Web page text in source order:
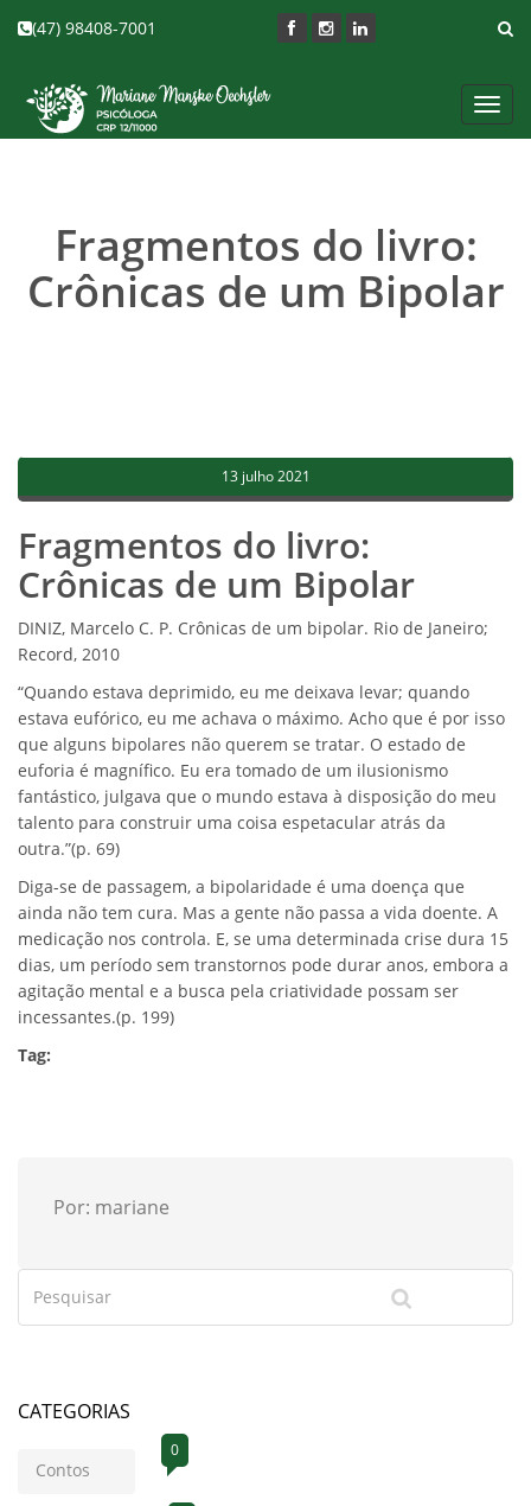
(47) 98408-7001
Fragmentos do livro:
Crônicas de um Bipolar
13 julho 2021
Fragmentos do livro:
Crônicas de um Bipolar
DINIZ, Marcelo C. P. Crônicas de um bipolar. Rio de Janeiro;
Record, 2010
“Quando estava deprimido, eu me deixava levar; quando
estava eufórico, eu me achava o máximo. Acho que é por isso
que alguns bipolares não querem se tratar. O estado de
euforia é magnífico. Eu era tomado de um ilusionismo
fantástico, julgava que o mundo estava à disposição do meu
talento para construir uma coisa espetacular atrás da
outra.”(p. 69)
Diga-se de passagem, a bipolaridade é uma doença que
ainda não tem cura. Mas a gente não passa a vida doente. A
medicação nos controla. E, se uma determinada crise dura 15
dias, um período sem transtornos pode durar anos, embora a
agitação mental e a busca pela criatividade possam ser
incessantes.(p. 199)
Tag:
Por: mariane
CATEGORIAS
Contos
0